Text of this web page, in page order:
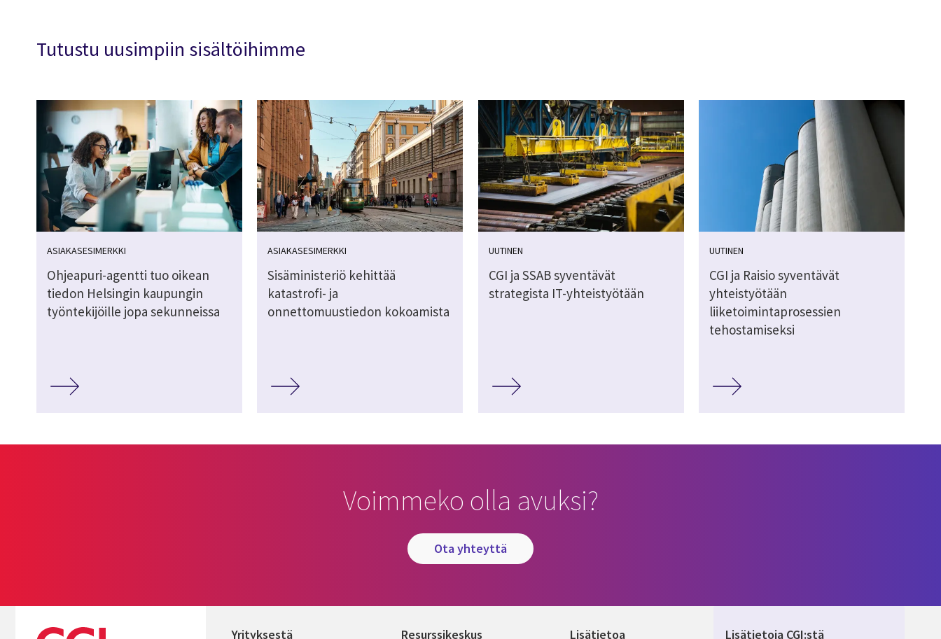
Tutustu uusimpiin sisältöihimme
ASIAKASESIMERKKI
Ohjeapuri-agentti tuo oikean
tiedon Helsingin kaupungin
työntekijöille jopa sekunneissa
ASIAKASESIMERKKI
Sisäministeriö kehittää
katastrofi- ja
onnettomuustiedon kokoamista
UUTINEN
CGI ja SSAB syventävät
strategista IT-yhteistyötään
UUTINEN
CGI ja Raisio syventävät
yhteistyötään
liiketoimintaprosessien
tehostamiseksi
Voimmeko olla avuksi?
ota yhteyttä
Yrityksestä Resurssikeskus Lisätietoa Lisätietoja CGI:stä